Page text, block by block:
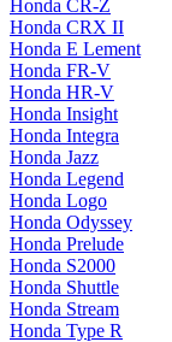
Honda CR-Z
Honda CRX II
Honda E Lement
Honda FR-V
Honda HR-V
Honda Insight
Honda Integra
Honda Jazz
Honda Legend
Honda Logo
Honda Odyssey
Honda Prelude
Honda S2000
Honda Shuttle
Honda Stream
Honda Type R